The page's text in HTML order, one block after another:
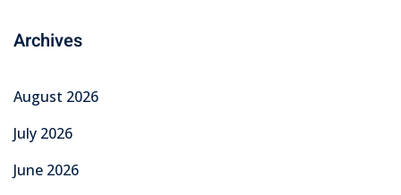
Archives
August 2026
July 2026
June 2026